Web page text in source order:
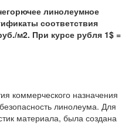
линолеумное
соответствия
м2. При курсе рубля 1$ =
коммерческого назначения
линолеума. Для
материала, была создана